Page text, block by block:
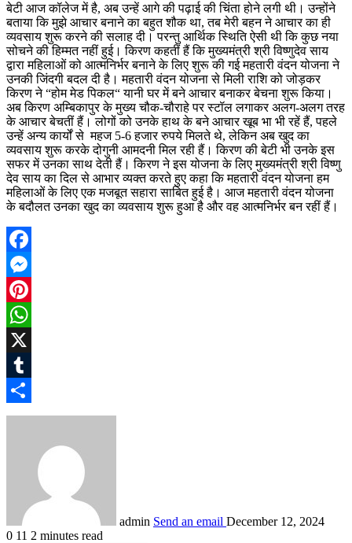
बेटी आज कॉलेज में है, अब उन्हें आगे की पढ़ाई की चिंता होने लगी थी। उन्होंने
बताया कि मुझे आचार बनाने का बहुत शौक था, तब मेरी बहन ने आचार का ही
व्यवसाय शुरू करने की सलाह दी। परन्तु आर्थिक स्थिति ऐसी थी कि कुछ नया
सोचने की हिम्मत नहीं हुई। किरण कहतीं हैं कि मुख्यमंत्री श्री विष्णुदेव साय
द्वारा महिलाओं को आत्मनिर्भर बनाने के लिए शुरू की गई महतारी वंदन योजना ने
उनकी जिंदगी बदल दी है। महतारी वंदन योजना से मिली राशि को जोड़कर
किरण ने “होम मेड पिकल“ यानी घर में बने आचार बनाकर बेचना शुरू किया।
अब किरण अम्बिकापुर के मुख्य चौक-चौराहे पर स्टॉल लगाकर अलग-अलग तरह
के आचार बेचतीं हैं। लोगों को उनके हाथ के बने आचार खूब भा भी रहें हैं, पहले
उन्हें अन्य कार्यों से महज 5-6 हजार रुपये मिलते थे, लेकिन अब खुद का
व्यवसाय शुरू करके दोगुनी आमदनी मिल रही हैं। किरण की बेटी भी उनके इस
सफर में उनका साथ देती हैं। किरण ने इस योजना के लिए मुख्यमंत्री श्री विष्णु
देव साय का दिल से आभार व्यक्त करते हुए कहा कि महतारी वंदन योजना हम
महिलाओं के लिए एक मजबूत सहारा साबित हुई है। आज महतारी वंदन योजना
के बदौलत उनका खुद का व्यवसाय शुरू हुआ है और वह आत्मनिर्भर बन रहीं हैं।
Facebook
Messenger
Pinterest
WhatsApp
X
Tumblr
Share
admin Send an email December 12, 2024
0 11 2 minutes read